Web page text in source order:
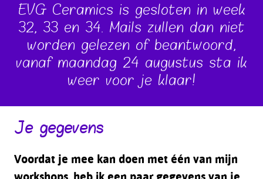
EVG Ceramics is gesloten in week
32, 33 en 34. Mails zullen dan niet
worden gelezen of beantwoord,
vanaf maandag 24 augustus sta ik
weer voor je klaar!
Je gegevens
Voordat je mee kan doen met één van mijn